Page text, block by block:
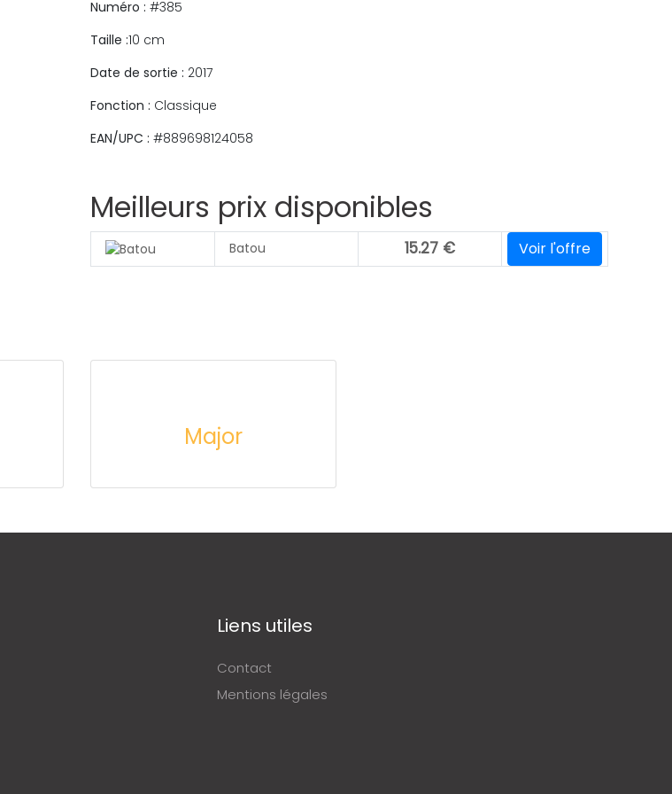
Numéro : #385
Taille :10 cm
Date de sortie : 2017
Fonction : Classique
EAN/UPC : #889698124058
Meilleurs prix disponibles
Batou 15.27 € Voir l'offre
Major
Liens utiles
Contact
Mentions légales